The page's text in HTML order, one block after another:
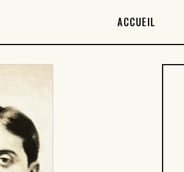
ACCUEIL
CATALOGUE
AUTEURICES
DROITS / RIGHTS
À PROPOS